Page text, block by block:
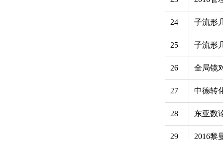
24 子流形
25 子流形
26 全局镜
27 中德转
28 东亚数
29 2016黎